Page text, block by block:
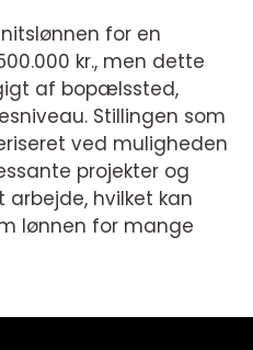
for en
kr., men dette
af bopælssted,
Stillingen som
ved muligheden
projekter og
hvilket kan
lønnen for mange